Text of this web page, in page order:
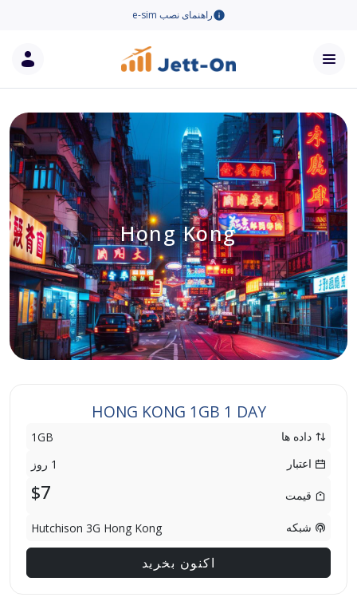
راهنمای نصب e-sim
Hong Kong
HONG KONG 1GB 1 DAY
داده ها
1GB
اعتبار
1 روز
قیمت $7
شبکه Hutchison 3G Hong Kong
اکنون بخرید